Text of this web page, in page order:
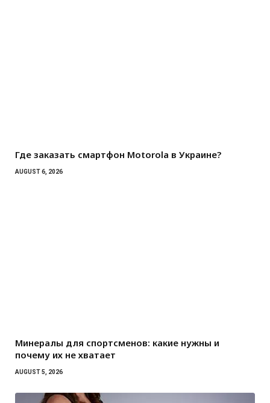
Где заказать смартфон Motorola в Украине?
AUGUST 6, 2026
Минералы для спортсменов: какие нужны и
почему их не хватает
AUGUST 5, 2026